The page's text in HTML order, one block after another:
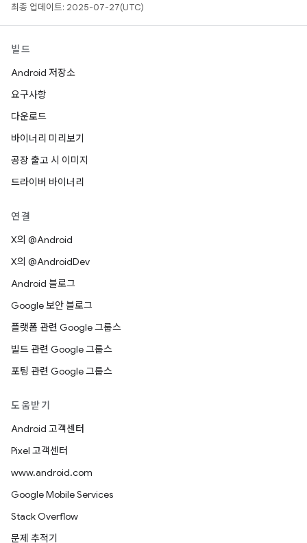
최종 업데이트: 2025-07-27(UTC)
빌드
Android 저장소
요구사항
다운로드
바이너리 미리보기
공장 출고 시 이미지
드라이버 바이너리
연결
X의 @Android
X의 @AndroidDev
Android 블로그
Google 보안 블로그
플랫폼 관련 Google 그룹스
빌드 관련 Google 그룹스
포팅 관련 Google 그룹스
도움받기
Android 고객센터
Pixel 고객센터
www.android.com
Google Mobile Services
Stack Overflow
문제 추적기